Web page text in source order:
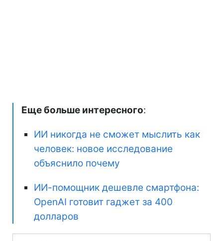
Еще больше интересного:
ИИ никогда не сможет мыслить как
человек: новое исследование
объяснило почему
ИИ-помощник дешевле смартфона:
OpenAI готовит гаджет за 400
долларов